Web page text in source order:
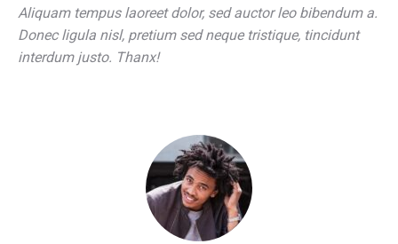
Aliquam tempus laoreet dolor, sed auctor leo bibendum a.
Donec ligula nisl, pretium sed neque tristique, tincidunt
interdum justo. Thanx!